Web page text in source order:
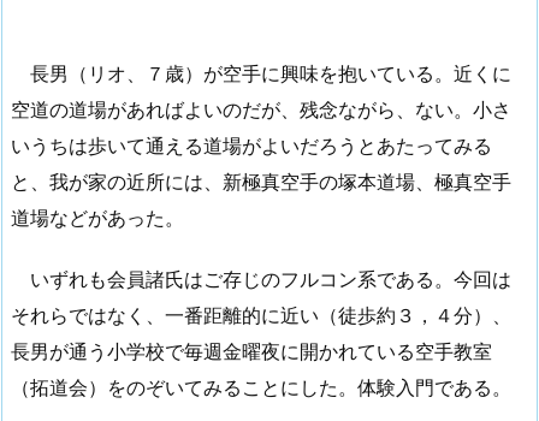
長男（リオ、７歳）が空手に興味を抱いている。近くに
空道の道場があればよいのだが、残念ながら、ない。小さ
いうちは歩いて通える道場がよいだろうとあたってみる
と、我が家の近所には、新極真空手の塚本道場、極真空手
道場などがあった。
いずれも会員諸氏はご存じのフルコン系である。今回は
それらではなく、一番距離的に近い（徒歩約３，４分）、
長男が通う小学校で毎週金曜夜に開かれている空手教室
（拓道会）をのぞいてみることにした。体験入門である。